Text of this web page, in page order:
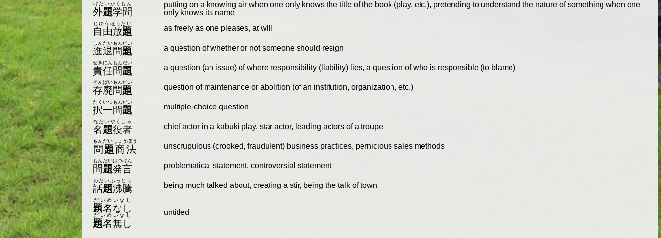
外題学問
げだいがくもん
putting on a knowing air when one only knows the title of the book (play, etc.), pretending to understand the nature of something when one
only knows its name
自由放題
じゆうほうだい
as freely as one pleases, at will
進退問題
しんたいもんだい
a question of whether or not someone should resign
責任問題
せきにんもんだい
a question (an issue) of where responsibility (liability) lies, a question of who is responsible (to blame)
存廃問題
そんぱいもんだい
question of maintenance or abolition (of an institution, organization, etc.)
択一問題
たくいつもんだい
multiple-choice question
名題役者
なだいやくしゃ
chief actor in a kabuki play, star actor, leading actors of a troupe
問 題商法
もんだいしょうほう
unscrupulous (crooked, fraudulent) business practices, pernicious sales methods
問題発言
もんだいはつげん
problematical statement, controversial statement
話題沸騰
わだいふっとう
being much talked about, creating a stir, being the talk of town
題名なし
だいめいなし
題名無し
だいめいなし untitled